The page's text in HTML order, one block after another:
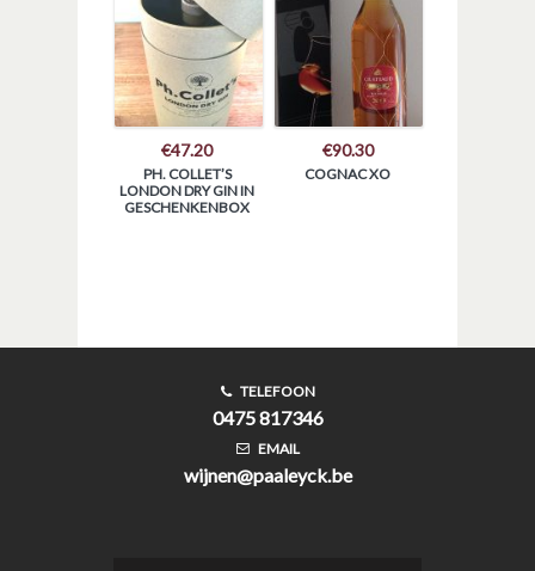
€47.20
PH. COLLET’S
LONDON DRY GIN IN
GESCHENKENBOX
€90.30
COGNAC XO
TELEFOON
0475 817346
EMAIL
wijnen@paaleyck.be